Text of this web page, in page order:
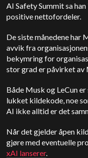
AI Safety Summit sa
positive nettofordeler.
De siste månedene
avvik fra
bekymring for
stor grad er påvirket
Både Musk og LeCun
lukket kildekode, noe
AI ikke alltid er det
Når det gjelder åpen
gjøre med eventuelle
xAI lanserer.